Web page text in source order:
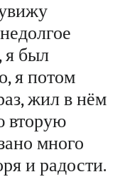
я был
я потом
жил в нём
вторую
много
и радости.